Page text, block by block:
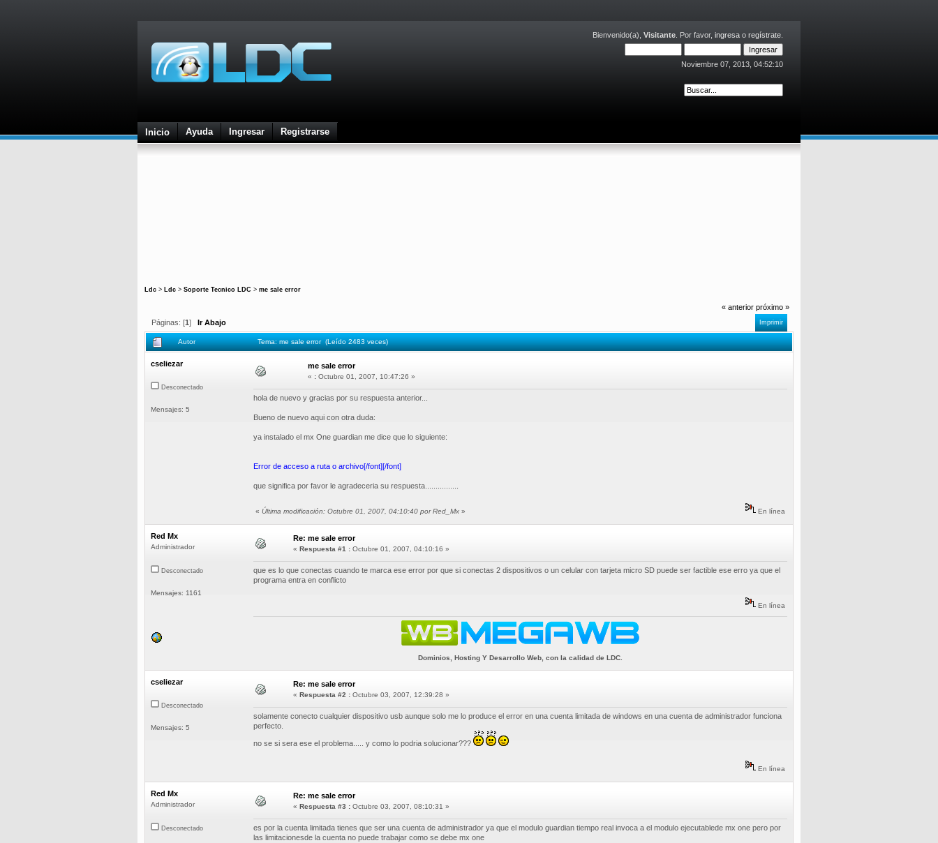
Bienvenido(a), Visitante . Por favor, ingresa o regístrate
Noviembre 07, 2013, 04:52:10
Inicio Ayuda Ingresar Registrarse
Ldc > Ldc > Soporte Tecnico LDC > me sale error
Páginas: [1 ] Ir Abajo
« anterior próximo »
Imprimir
Autor Tema: me sale error (Leído 2483 veces)
cseliezar
Desconectado
Mensajes: 5
me sale error
« : Octubre 01, 2007, 10:47:26 »
hola de nuevo y gracias por su respuesta anterior...
Bueno de nuevo aqui con otra duda:
ya instalado el mx One guardian me dice que lo siguiente:
Error de acceso a ruta o archivo[/font][/font]
que significa por favor le agradeceria su respuesta................
« Última modificación: Octubre 01, 2007, 04:10:40 por Red_Mx » En línea
Red Mx
Administrador
Desconectado
Mensajes: 1161
Re: me sale error
« Respuesta #1 : Octubre 01, 2007, 04:10:16 »
que es lo que conectas cuando te marca ese error por que si conectas 2 dispositivos o un celular con tarjeta micro SD puede ser factible ese erro ya que el
programa entra en conflicto
En línea
Dominios, Hosting Y Desarrollo Web, con la calidad de LDC.
cseliezar
Desconectado
Mensajes: 5
Re: me sale error
« Respuesta #2 : Octubre 03, 2007, 12:39:28 »
solamente conecto cualquier dispositivo usb aunque solo me lo produce el error en una cuenta limitada de windows en una cuenta de administrador funciona
perfecto.
no se si sera ese el problema..... y como lo podria solucionar???
En línea
Red Mx
Administrador
Desconectado
Re: me sale error
« Respuesta #3 : Octubre 03, 2007, 08:10:31 »
es por la cuenta limitada tienes que ser una cuenta de administrador ya que el modulo guardian tiempo real invoca a el modulo ejecutablede mx one pero por
las limitacionesde la cuenta no puede trabajar como se debe mx one